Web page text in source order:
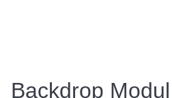
Backdrop